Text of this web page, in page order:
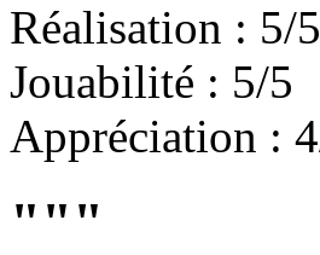
Réalisation : 5/5
Jouabilité : 5/5
Appréciation :
"""